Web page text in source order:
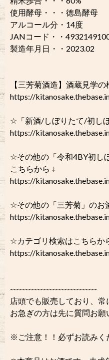
使用酵母・・・徳島酵母
アルコール分・14度
JANコード・・
製造年月日・・2023.02
【三芳菊酒造】酒蔵見学
https://
☆「新酒/しぼりたて/初し
https://
☆その他の「令和4BY初し
こちらから ↓
https://
☆その他の「三芳菊」の
https://
☆カテゴリ検索はこちらか
https://
-----------------------------
店頭でも販売しており、常
お急ぎの方は先に質問お願
※ご注意！！必ずお読みく